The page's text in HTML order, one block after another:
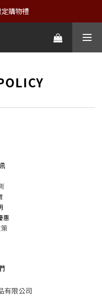
購物禮
惠
有限公司